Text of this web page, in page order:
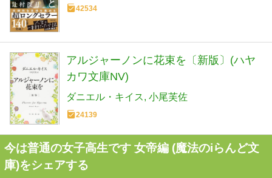
42534
アルジャーノンに花束を〔新版〕(ハヤ
カワ文庫NV)
ダニエル・キイス 小尾芙佐
24139
今は普通の女子高生です 女帝編 (魔法のiらんど文
庫)をシェアする